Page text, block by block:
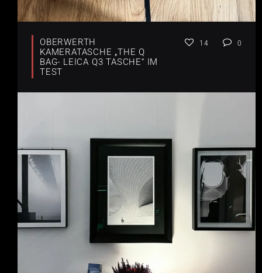
OBERWERTH
KAMERATASCHE „THE Q
BAG- LEICA Q3 TASCHE“ IM
TEST
14 0